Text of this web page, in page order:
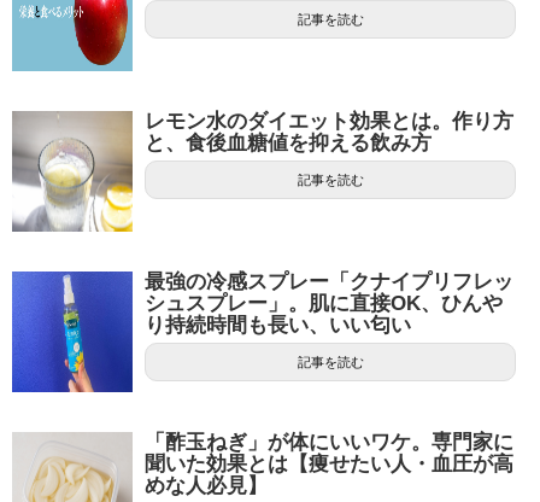
記事を読む
レモン水のダイエット効果とは。作り方
と、食後血糖値を抑える飲み方
記事を読む
最強の冷感スプレー「クナイプリフレッ
シュスプレー」。肌に直接OK、ひんや
り持続時間も長い、いい匂い
記事を読む
「酢玉ねぎ」が体にいいワケ。専門家に
聞いた効果とは【痩せたい人・血圧が高
めな人必見】